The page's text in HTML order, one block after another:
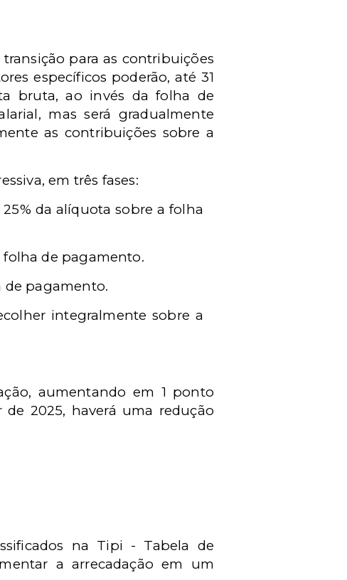
para as contribuições
específicos poderão, até 31
bruta, ao invés da folha de
mas será gradualmente
as contribuições sobre a
em três fases:
da alíquota sobre a folha
folha de pagamento.
de pagamento.
integralmente sobre a
aumentando em 1 ponto
2025, haverá uma redução
na Tipi - Tabela de
a arrecadação em um